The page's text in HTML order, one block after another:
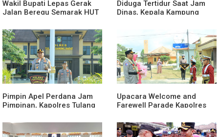
Wakil Bupati Lepas Gerak
Jalan Beregu Semarak HUT
Diduga Tertidur Saat Jam
Dinas, Kepala Kampung
Pimpin Apel Perdana Jam
Pimpinan, Kapolres Tulang
dan Penekanan Pada
Personil
Upacara Welcome and
Farewell Parade Kapolres
Berlangsung Khidmat